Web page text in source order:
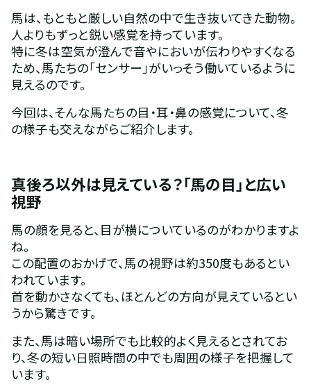
馬は、もともと厳しい自然の中で生き抜いてきた動物。
人よりもずっと鋭い感覚を持っています。
特に冬は空気が澄んで音やにおいが伝わりやすくなる
ため、馬たちの「センサー」がいっそう働いているように
見えるのです。
今回は、そんな馬たちの目・耳・鼻の感覚について、冬
の様子も交えながらご紹介します。
真後ろ以外は見えている？「馬の目」と広い
視野
馬の顔を見ると、目が横についているのがわかりますよ
ね。
この配置のおかげで、馬の視野は約350度もあるとい
われています。
首を動かさなくても、ほとんどの方向が見えているとい
うから驚きです。
また、馬は暗い場所でも比較的よく見えるとされてお
り、冬の短い日照時間の中でも周囲の様子を把握して
います。